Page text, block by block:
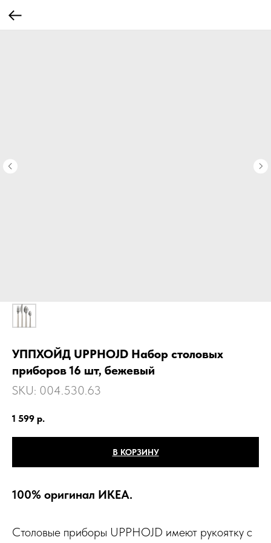
УППХОЙД UPPHОJD Набор столовых
приборов 16 шт, бежевый
SKU: 004.530.63
1 599 р.
В КОРЗИНУ
100% оригинал ИКЕА.
Столовые приборы UPPHOJD имеют рукоятку с